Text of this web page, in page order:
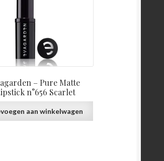
– Pure Matte
n°656 Scarlet
aan winkelwagen